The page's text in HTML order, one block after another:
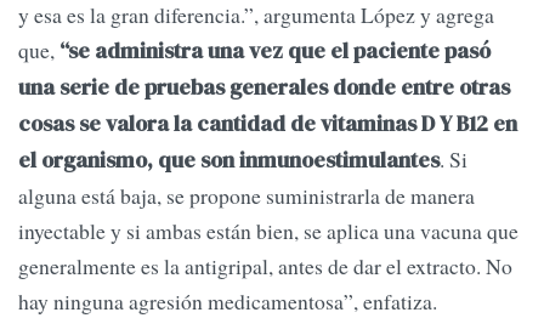
y esa es la gran diferencia.”, argumenta López y agrega
que, “se administra una vez que el paciente pasó
una serie de pruebas generales donde entre otras
cosas se valora la cantidad de vitaminas D Y B12 en
el organismo, que son inmunoestimulantes. Si
alguna está baja, se propone suministrarla de manera
inyectable y si ambas están bien, se aplica una vacuna que
generalmente es la antigripal, antes de dar el extracto. No
hay ninguna agresión medicamentosa”, enfatiza.